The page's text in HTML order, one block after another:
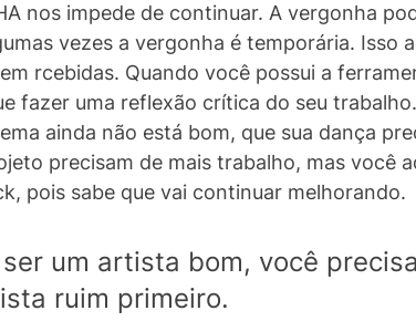
nos impede de continuar. A vergonha
vezes a vergonha é temporária. Isso
rcebidas. Quando você possui a
fazer uma reflexão crítica do seu
ainda não está bom, que sua dança
precisam de mais trabalho, mas você
pois sabe que vai continuar melhorando.
um artista bom, você
ruim primeiro.